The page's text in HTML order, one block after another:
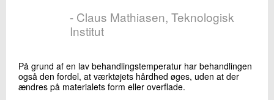
- Claus Mathiasen, Teknologisk
Institut
På grund af en lav behandlingstemperatur har behandlingen
også den fordel, at værktøjets hårdhed øges, uden at der
ændres på materialets form eller overflade.